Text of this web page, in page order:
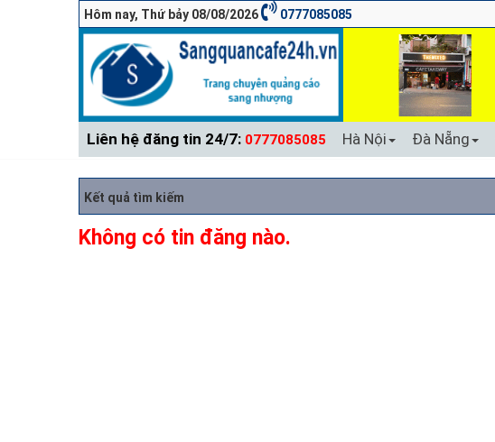
Hôm nay, Thứ bảy 08/08/2026 0777085085
Liên hệ đăng tin 24/7: 0777085085 Hà Nội Đà Nẵng
Kết quả tìm kiếm
Không có tin đăng nào.